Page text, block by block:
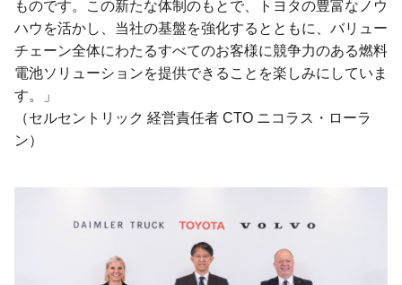
ものです。この新たな体制のもとで、トヨタの豊富なノウ
ハウを活かし、当社の基盤を強化するとともに、バリュー
チェーン全体にわたるすべてのお客様に競争力のある燃料
電池ソリューションを提供できることを楽しみにしていま
す。」
（セルセントリック 経営責任者 CTO ニコラス・ローラ
ン）